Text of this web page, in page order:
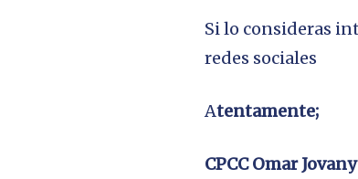
Si lo consideras
redes sociales
Atentamente;
CPCC Omar